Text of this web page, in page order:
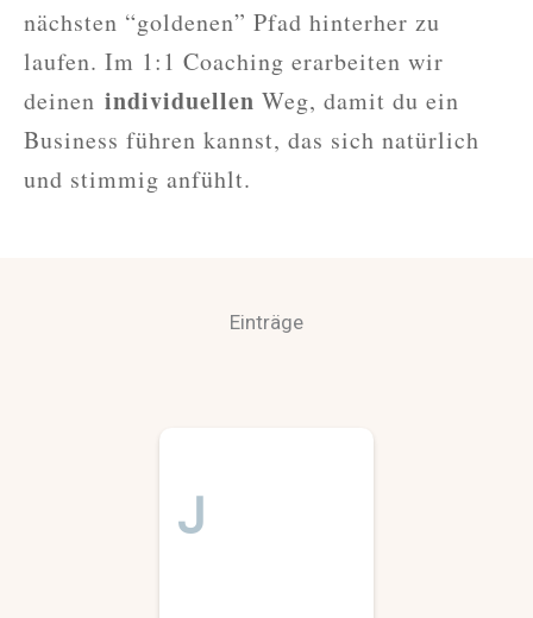
nächsten “goldenen” Pfad hinterher zu
laufen. Im 1:1 Coaching erarbeiten wir
deinen individuellen Weg, damit du ein
Business führen kannst, das sich natürlich
und stimmig anfühlt.
Einträge
J